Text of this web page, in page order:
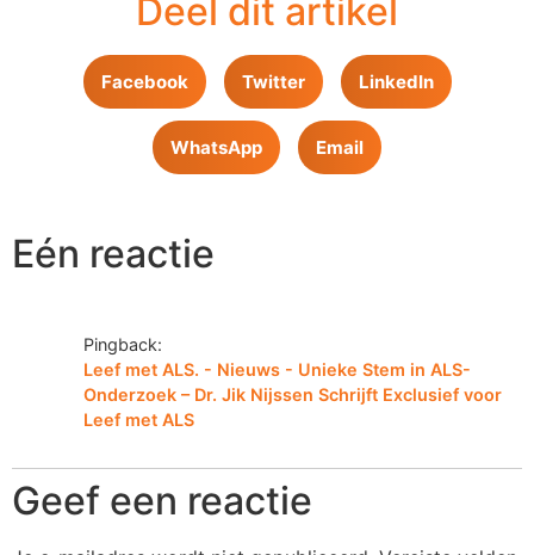
Deel dit artikel
Facebook Twitter LinkedIn
WhatsApp Email
Eén reactie
Pingback:
Leef met ALS. - Nieuws - Unieke Stem in ALS-
Onderzoek – Dr. Jik Nijssen Schrijft Exclusief voor
Leef met ALS
Geef een reactie